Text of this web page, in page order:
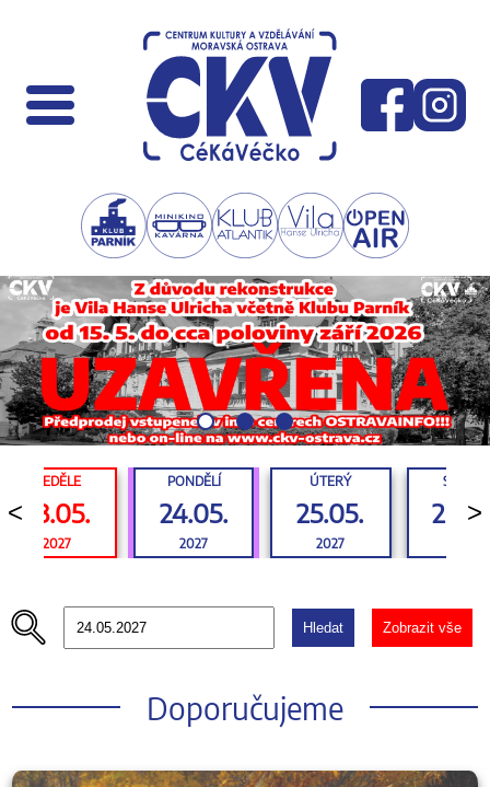
<
NEDĚLE
23.05.
2027
PONDĚLÍ
24.05.
2027
ÚTERÝ
25.05.
2027
>
Hledat Zobrazit vše
Doporučujeme